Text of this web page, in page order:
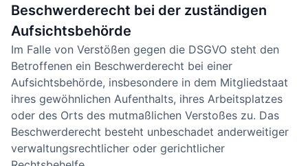
Beschwerde­recht bei der zuständigen
Aufsichts­behörde
Im Falle von Verstößen gegen die DSGVO steht den
Betroffenen ein Beschwerderecht bei einer
Aufsichtsbehörde, insbesondere in dem Mitgliedstaat
ihres gewöhnlichen Aufenthalts, ihres Arbeitsplatzes
oder des Orts des mutmaßlichen Verstoßes zu. Das
Beschwerderecht besteht unbeschadet anderweitiger
verwaltungsrechtlicher oder gerichtlicher